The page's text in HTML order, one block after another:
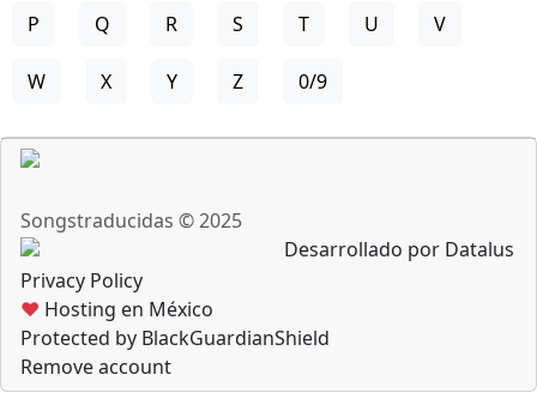
P Q R S T U V
W X Y Z 0/9
Songstraducidas © 2025
Desarrollado por Datalus
Privacy Policy
♥ Hosting en México
Protected by BlackGuardianShield
Remove account